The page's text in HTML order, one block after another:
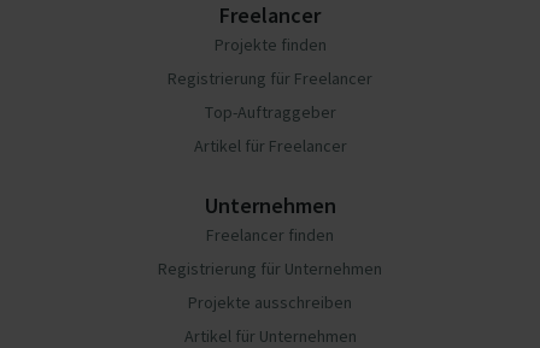
Freelancer
Projekte finden
Registrierung für Freelancer
Top-Auftraggeber
Artikel für Freelancer
Unternehmen
Freelancer finden
Registrierung für Unternehmen
Projekte ausschreiben
Artikel für Unternehmen